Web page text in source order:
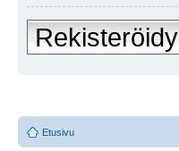
Rekisteröidy
Etusivu